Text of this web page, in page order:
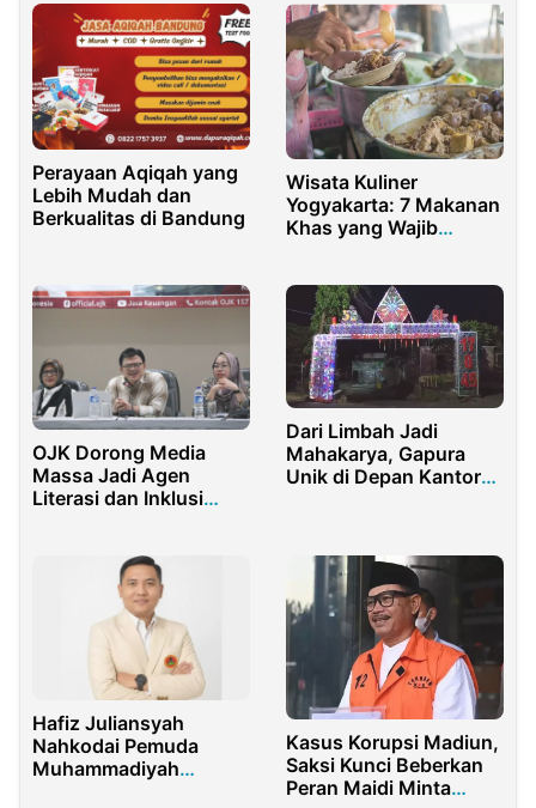
Perayaan Aqiqah yang
Lebih Mudah dan
Berkualitas di Bandung
Wisata Kuliner
Yogyakarta: 7 Makanan
Khas yang Wajib
OJK Dorong Media
Massa Jadi Agen
Literasi dan Inklusi
Dari Limbah Jadi
Mahakarya, Gapura
Unik di Depan Kantor
Hafiz Juliansyah
Nahkodai Pemuda
Muhammadiyah
Kasus Korupsi Madiun,
Saksi Kunci Beberkan
Peran Maidi Minta